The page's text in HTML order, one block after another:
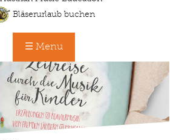
Bläserurlaub buchen
☰ Menu